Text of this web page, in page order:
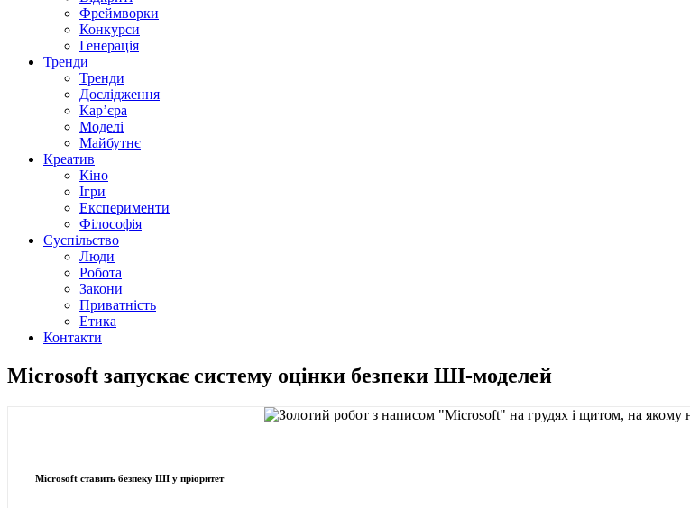
Фреймворки
Конкурси
Генерація
Тренди
Тренди
Дослідження
Кар’єра
Моделі
Майбутнє
Креатив
Кіно
Ігри
Експерименти
Філософія
Суспільство
Люди
Робота
Закони
Приватність
Етика
Контакти
Microsoft запускає систему оцінки безпеки ШІ-моделей
Microsoft ставить безпеку ШІ у пріоритет